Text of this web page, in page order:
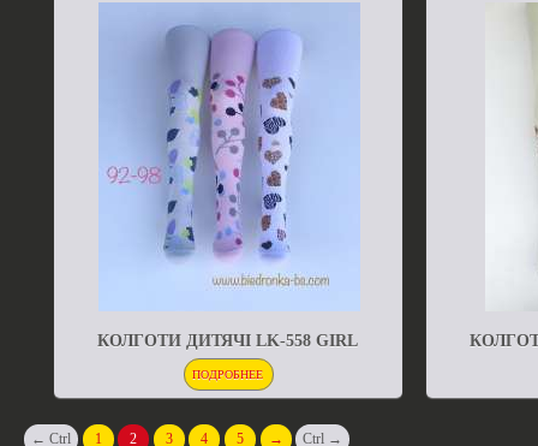
КОЛГОТИ ДИТЯЧІ LK-558 GIRL
ПОДРОБНЕЕ
← Ctrl 1 2 3 4 5 → Ctrl →